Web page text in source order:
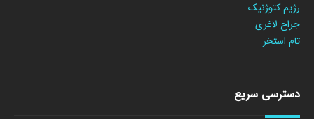
رژیم کتوژنیک
جراح لاغری
تام استخر
دسترسی سریع